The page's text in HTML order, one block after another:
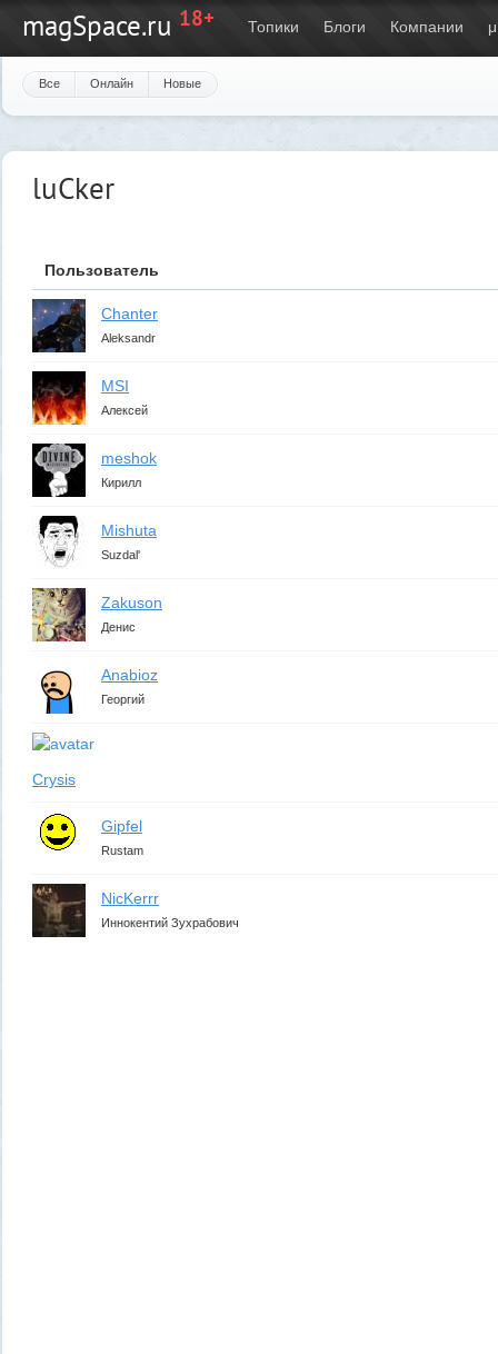
magSpace.ru 18+ Топики Блоги Компании μ
Все Онлайн Новые
luCker
Пользователь
Chanter
Aleksandr
MSI
Алексей
meshok
Кирилл
Mishuta
Suzdal'
Zakuson
Денис
Anabioz
Георгий
Crysis
Gipfel
Rustam
NicKerrr
Иннокентий Зухрабович